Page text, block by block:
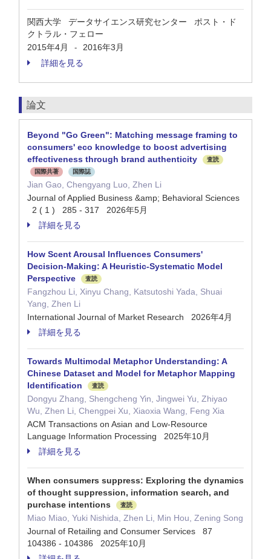
関西大学 データサイエンス研究センター ポスト・ド
クトラル・フェロー
2015年4月
-
2016年3月
詳細を見る
論文
Beyond "Go Green": Matching message framing to
consumers' eco knowledge to boost advertising
effectiveness through brand authenticity
査読
国際共著
国際誌
Jian Gao, Chengyang Luo, Zhen Li
Journal of Applied Business &amp; Behavioral Sciences
2 ( 1 ) 285 - 317 2026年5月
詳細を見る
How Scent Arousal Influences Consumers'
Decision-Making: A Heuristic-Systematic Model
Perspective
査読
Fangzhou Li, Xinyu Chang, Katsutoshi Yada, Shuai
Yang, Zhen Li
International Journal of Market Research 2026年4月
詳細を見る
Towards Multimodal Metaphor Understanding: A
Chinese Dataset and Model for Metaphor Mapping
Identification
査読
Dongyu Zhang, Shengcheng Yin, Jingwei Yu, Zhiyao
Wu, Zhen Li, Chengpei Xu, Xiaoxia Wang, Feng Xia
ACM Transactions on Asian and Low-Resource
Language Information Processing 2025年10月
詳細を見る
When consumers suppress: Exploring the dynamics
of thought suppression, information search, and
purchase intentions
査読
Miao Miao, Yuki Nishida, Zhen Li, Min Hou, Zening Song
Journal of Retailing and Consumer Services 87
104386 - 104386 2025年10月